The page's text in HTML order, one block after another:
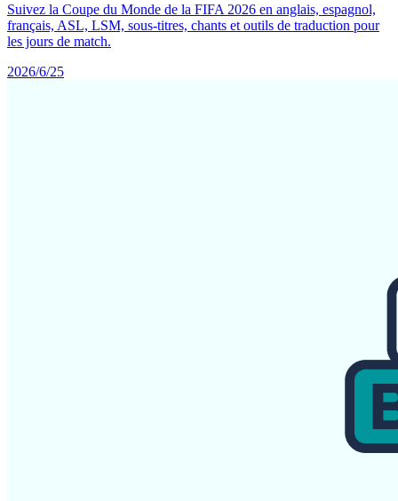
Suivez la Coupe du Monde de la FIFA 2026 en anglais, espagnol,
français, ASL, LSM, sous-titres, chants et outils de traduction pour
les jours de match.
2026/6/25